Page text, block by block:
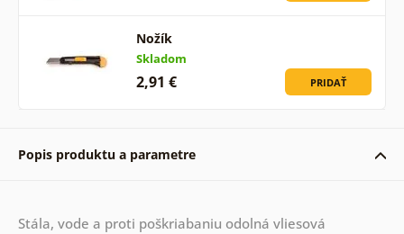
Nožík
Skladom
2,91 € PRIDAŤ
Popis produktu a parametre
Stála, vode a proti poškriabaniu odolná vliesová